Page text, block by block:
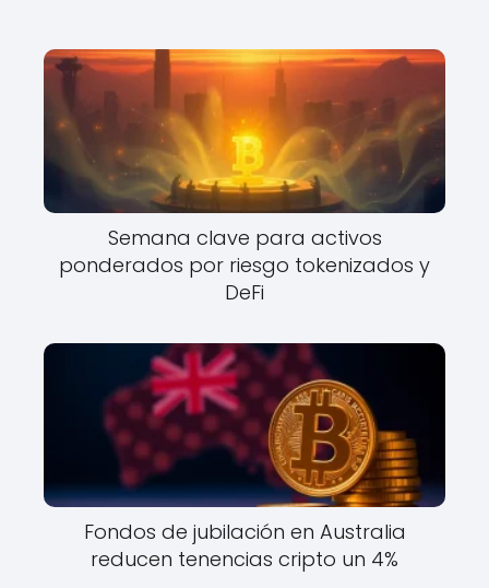
Semana clave para activos
ponderados por riesgo tokenizados y
DeFi
Fondos de jubilación en Australia
reducen tenencias cripto un 4%